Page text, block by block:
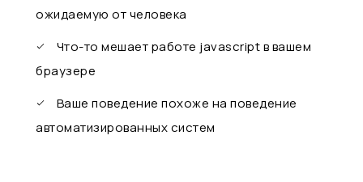
ожидаемую от человека
Что-то мешает работе javascript в вашем
браузере
Ваше поведение похоже на поведение
автоматизированных систем